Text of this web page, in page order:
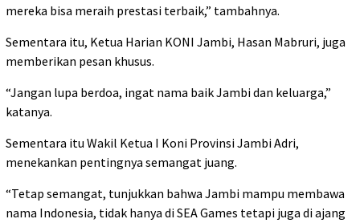
mereka bisa meraih prestasi terbaik,” tambahnya.
Sementara itu, Ketua Harian KONI Jambi, Hasan Mabruri, juga
memberikan pesan khusus.
“Jangan lupa berdoa, ingat nama baik Jambi dan keluarga,”
katanya.
Sementara itu Wakil Ketua I Koni Provinsi Jambi Adri,
menekankan pentingnya semangat juang.
“Tetap semangat, tunjukkan bahwa Jambi mampu membawa
nama Indonesia, tidak hanya di SEA Games tetapi juga di ajang